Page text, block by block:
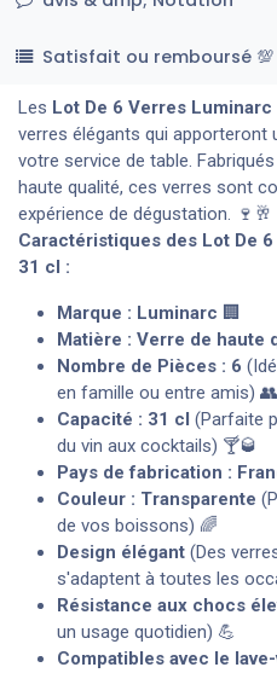
Satisfait ou remboursé 💯
Les Lot De 6 Verres Luminarc
verres élégants qui
votre service de table.
haute qualité, ces verres sont
expérience de dégustation. 🍷🥂
Caractéristiques des Lot De
31 cl :
Marque : Luminarc 🏢
Matière : Verre de haute
Nombre de Pièces : 6
en famille ou entre amis) 👥
Capacité : 31 cl (Parfaite
du vin aux cocktails) 🍸🥃
Pays de fabrication :
Couleur : Transparente
de vos boissons) 🌈
Design élégant (Des
s'adaptent à toutes les
Résistance aux chocs
un usage quotidien) 💪
Compatibles avec le